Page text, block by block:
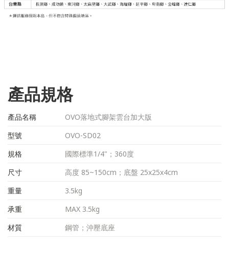
產品規格
產品名稱
OVO落地式腳架雲台加大版
型號
OVO-SD02
規格
國際標準1/4"；360度
尺寸
高度 85~150cm；底盤 25x25x4cm
重量
3.5kg
承重
MAX 3.5kg
材質
鋼管；沖壓底座